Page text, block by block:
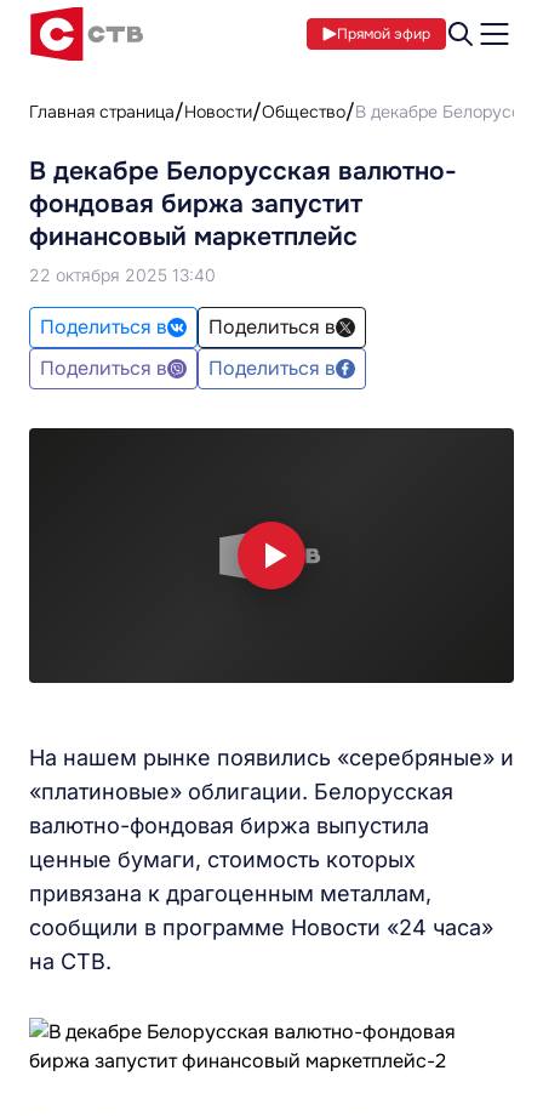
Прямой эфир
Главная страница Новости Общество В декабре
В декабре Белорусская валютно-
фондовая биржа запустит
финансовый маркетплейс
22 октября 2025 13:40
Поделиться в
Поделиться в
Поделиться в
Поделиться в
На нашем рынке появились «серебряные» и
«платиновые» облигации. Белорусская
валютно-фондовая биржа выпустила
ценные бумаги, стоимость которых
привязана к драгоценным металлам,
сообщили в программе Новости «24 часа»
на СТВ.